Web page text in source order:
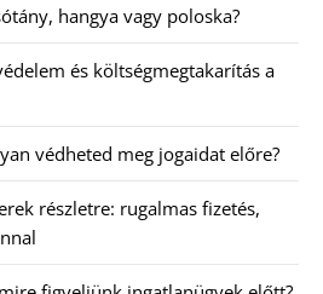
hangya vagy poloska?
és költségmegtakarítás a
védheted meg jogaidat előre?
részletre: rugalmas fizetés,